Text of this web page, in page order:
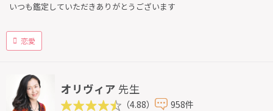
いつも鑑定していただきありがとうございます
恋愛
オリヴィア 先生
（4.88） 958件